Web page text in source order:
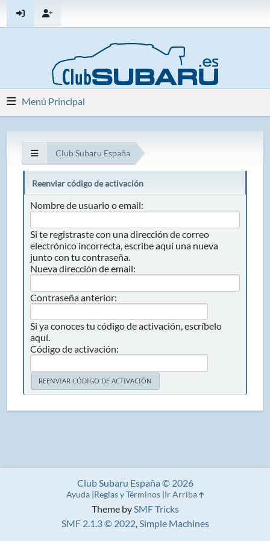
Menú Principal
Club Subaru España
Reenviar código de activación
Nombre de usuario o email:
Si te registraste con una dirección de correo
electrónico incorrecta, escribe aquí una nueva
junto con tu contraseña.
Nueva dirección de email:
Contraseña anterior:
Si ya conoces tu código de activación, escríbelo
aquí.
Código de activación:
Theme bySMF Tricks
SMF 2.1.3 © 2022,Simple Machines
Club Subaru España © 2026
Ayuda Reglas y Términos Ir Arriba